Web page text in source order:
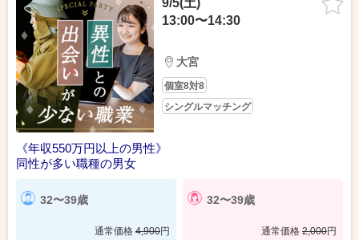
9/5(土)
13:00〜14:30
大宮
個室8対8
シングルマッチング
《年収550万円以上の男性》
同性が多い職種の男女
32〜39歳
通常価格 4,900円
32〜39歳
通常価格 2,000円